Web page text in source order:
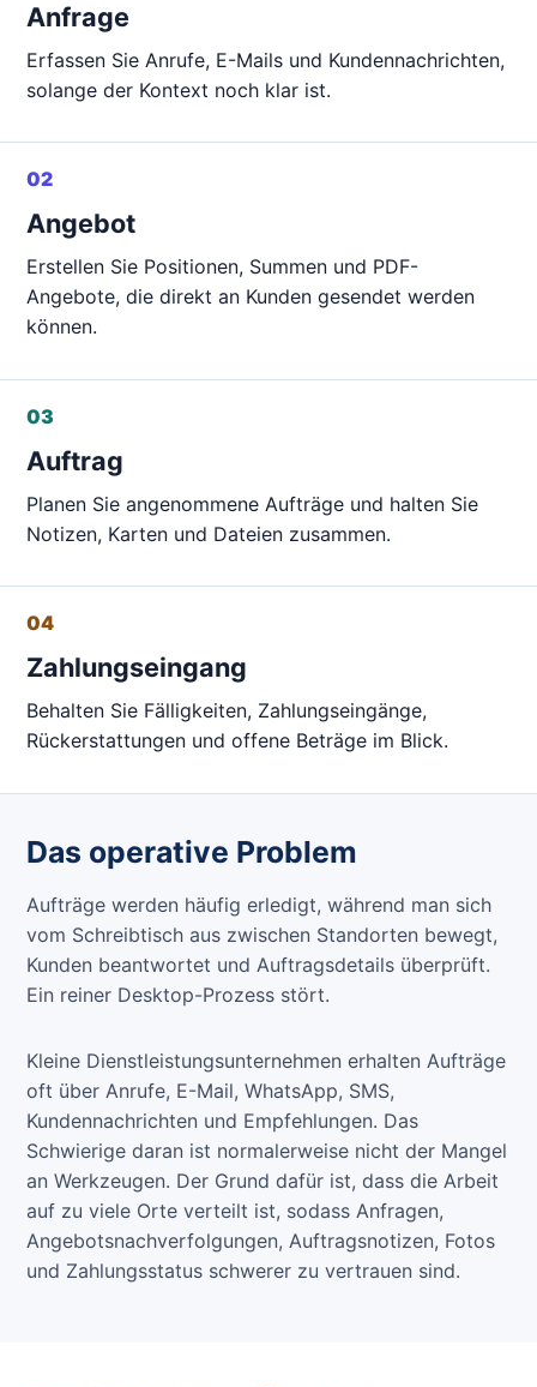
Anfrage
Erfassen Sie Anrufe, E-Mails und Kundennachrichten,
solange der Kontext noch klar ist.
02
Angebot
Erstellen Sie Positionen, Summen und PDF-
Angebote, die direkt an Kunden gesendet werden
können.
03
Auftrag
Planen Sie angenommene Aufträge und halten Sie
Notizen, Karten und Dateien zusammen.
04
Zahlungseingang
Behalten Sie Fälligkeiten, Zahlungseingänge,
Rückerstattungen und offene Beträge im Blick.
Das operative Problem
Aufträge werden häufig erledigt, während man sich
vom Schreibtisch aus zwischen Standorten bewegt,
Kunden beantwortet und Auftragsdetails überprüft.
Ein reiner Desktop-Prozess stört.
Kleine Dienstleistungsunternehmen erhalten Aufträge
oft über Anrufe, E-Mail, WhatsApp, SMS,
Kundennachrichten und Empfehlungen. Das
Schwierige daran ist normalerweise nicht der Mangel
an Werkzeugen. Der Grund dafür ist, dass die Arbeit
auf zu viele Orte verteilt ist, sodass Anfragen,
Angebotsnachverfolgungen, Auftragsnotizen, Fotos
und Zahlungsstatus schwerer zu vertrauen sind.